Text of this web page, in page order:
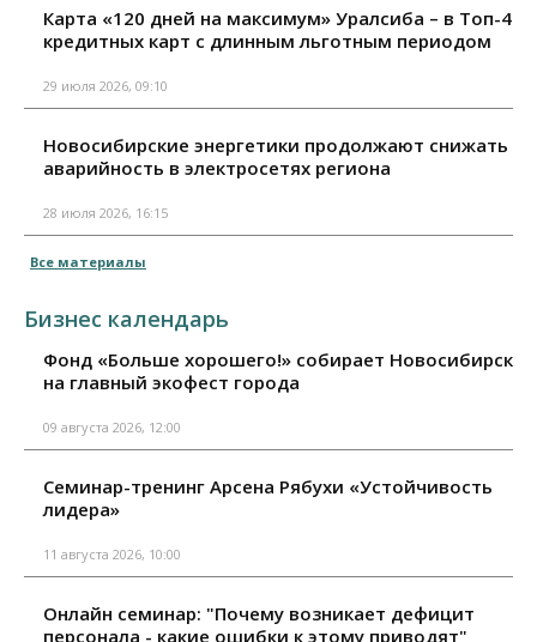
Карта «120 дней на максимум» Уралсиба – в Топ-4
кредитных карт с длинным льготным периодом
29 июля 2026, 09:10
Новосибирские энергетики продолжают снижать
аварийность в электросетях региона
28 июля 2026, 16:15
Все материалы
Бизнес календарь
Фонд «Больше хорошего!» собирает Новосибирск
на главный экофест города
09 августа 2026, 12:00
Семинар-тренинг Арсена Рябухи «Устойчивость
лидера»
11 августа 2026, 10:00
Онлайн семинар: "Почему возникает дефицит
персонала - какие ошибки к этому приводят"